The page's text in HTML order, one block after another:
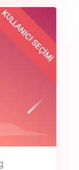
KULLANICI SEÇİMİ